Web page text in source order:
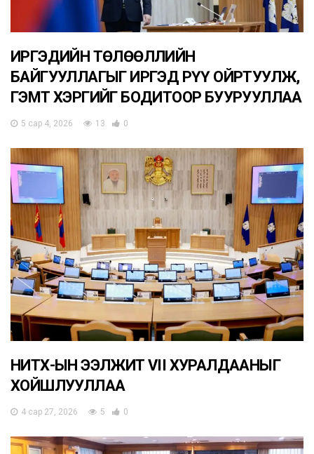
ИРГЭДИЙН ТӨЛӨӨЛЛИЙН
БАЙГУУЛЛАГЫГ ИРГЭД РҮҮ ОЙРТУУЛЖ,
ГЭМТ ХЭРГИЙГ БОДИТООР БУУРУУЛЛАА
5 сар 4, 2026 13 0
НИТХ-ЫН ЭЭЛЖИТ VII ХУРАЛДААНЫГ
ХОЙШЛУУЛЛАА
4 сар 27, 2026 5 0